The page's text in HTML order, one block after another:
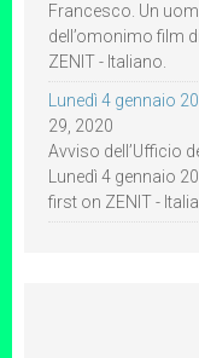
Francesco. Un
dell’omonimo film
ZENIT - Italiano.
Lunedì 4 gennaio
29, 2020
Avviso dell’Ufficio
Lunedì 4 gennaio
first on ZENIT -